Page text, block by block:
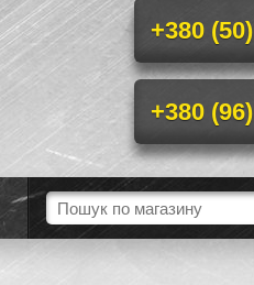
+380
+380